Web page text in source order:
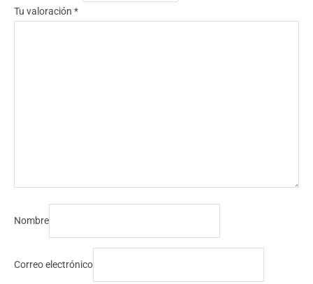
Tu valoración *
Nombre
Correo electrónico